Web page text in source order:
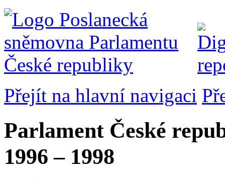
Přejít na hlavní navigaci
Parlament České
1996 – 1998